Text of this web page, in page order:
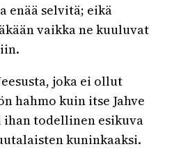
enää selvitä; eikä
vaikka ne kuuluvat
joka ei ollut
hahmo kuin itse Jahve
ihan todellinen esikuva
kuninkaaksi.